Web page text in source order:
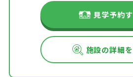
見学予約
施設の詳細